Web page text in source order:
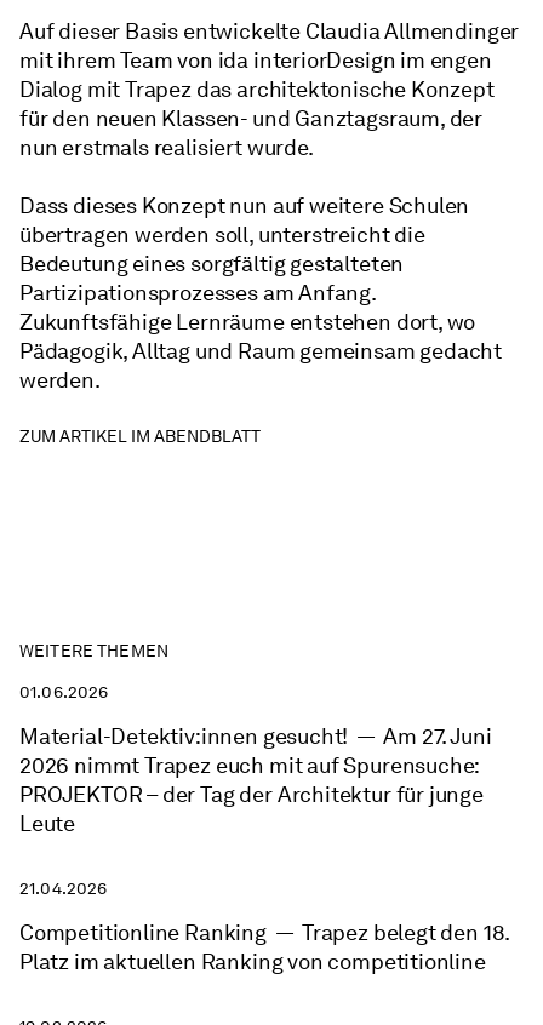
Auf dieser Basis entwickelte Claudia Allmendinger
mit ihrem Team von ida interiorDesign im engen
Dialog mit Trapez das architektonische Konzept
für den neuen Klassen- und Ganztagsraum, der
nun erstmals realisiert wurde.
Dass dieses Konzept nun auf weitere Schulen
übertragen werden soll, unterstreicht die
Bedeutung eines sorgfältig gestalteten
Partizipationsprozesses am Anfang.
Zukunftsfähige Lernräume entstehen dort, wo
Pädagogik, Alltag und Raum gemeinsam gedacht
werden.
ZUM ARTIKEL IM ABENDBLATT
WEITERE THEMEN
01.06.2026
Material-Detektiv:innen gesucht! —Am 27. Juni
2026 nimmt Trapez euch mit auf Spurensuche:
PROJEKTOR – der Tag der Architektur für junge
Leute
21.04.2026
Competitionline Ranking — Trapez belegt den 18.
Platz im aktuellen Ranking von competitionline